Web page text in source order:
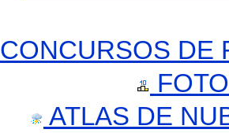
CONCURSOS DE
ATLAS DE